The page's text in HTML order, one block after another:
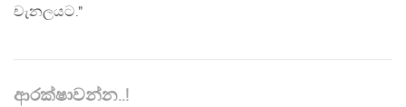
චැනලයට."
ආරක්ෂාවන්න..!